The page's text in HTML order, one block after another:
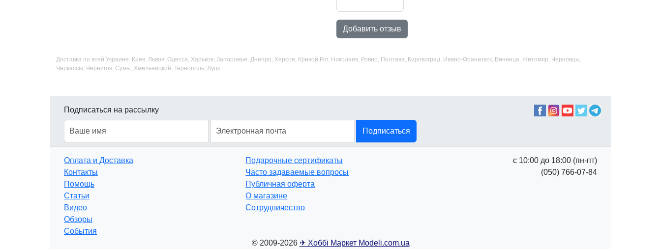
Добавить отзыв
Доставка по всей Украине: Киев, Львов, Одесса, Харьков, Запорожье, Днепро, Херсон, Кривой Рог, Николаев, Ровно, Полтава, Кировоград, Ивано-Франковск, Винница, Житомир, Черновцы,
Черкассы, Чернигов, Сумы, Хмельницкий, Тернополь, Луцк
Подписаться на рассылку
Подписаться
Оплата и Доставка
Контакты
Помощь
Статьи
Видео
Обзоры
События
Подарочные сертификаты
Часто задаваемые вопросы
Публичная оферта
О магазине
Сотрудничество
с 10:00 до 18:00 (пн-пт)
(050) 766-07-84
© 2009-2026 ✈ Хоббі Маркет Modeli.com.ua